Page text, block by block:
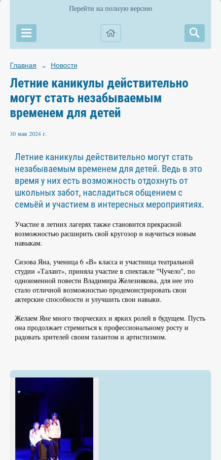
Перейти на полную версию
Главная → Новости
Летние каникулы действительно
могут стать незабываемым
временем для детей
30 мая 2024 г.
Летние каникулы действительно могут стать
незабываемым временем для детей. Ведь в это
время у них есть возможность отдохнуть от
школьных забот, насладиться общением с
семьёй и участием в интересных мероприятиях.
Участие в летних лагерях также становится прекрасной
возможностью расширить свой кругозор и научиться новым
навыкам.
Сизова Яна, ученица 6 «В» класса и участница театральной
студии «Талант», приняла участие в спектакле "Чучело", по
одноименной повести Владимира Железнякова, для нее это
стало отличной возможностью продемонстрировать свои
актерские способности и улучшить свои навыки.
Желаем Яне много творческих и ярких ролей в будущем. Пусть
она продолжает стремиться к профессиональному росту и
радовать зрителей своим талантом и артистизмом.